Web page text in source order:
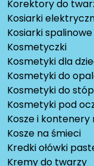
Korektory do
Kosiarki
Kosiarki spalinowe
Kosmetyczki
Kosmetyki dla
Kosmetyki do
Kosmetyki do stóp
Kosmetyki pod
Kosze i kontenery
Kosze na śmieci
Kredki ołówki
Kremy do twarzy